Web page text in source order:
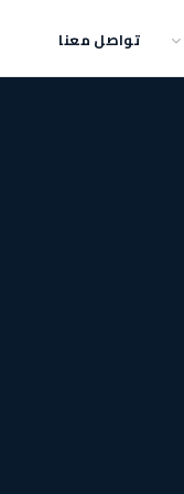
تواصل معنا